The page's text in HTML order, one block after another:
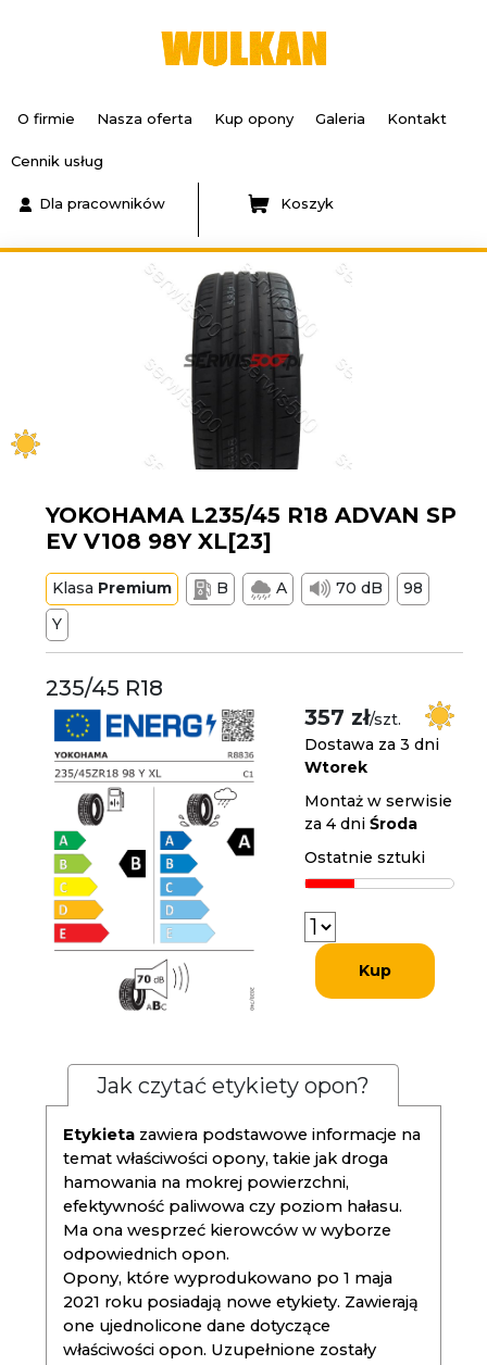
O firmie Nasza oferta Kup opony Galeria Kontakt
Cennik usług
Dla pracowników Koszyk
YOKOHAMA L235/45 R18 ADVAN SP
EV V108 98Y XL[23]
Klasa Premium B A 70 dB
98
Y
235/45 R18
357 zł/szt.
Dostawa za 3 dni
Wtorek
Montaż w serwisie
za 4 dniŚroda
Ostatnie sztuki
Kup
Jak czytać etykiety opon?
Etykieta zawiera podstawowe informacje na
temat właściwości opony, takie jak droga
hamowania na mokrej powierzchni,
efektywność paliwowa czy poziom hałasu.
Ma ona wesprzeć kierowców w wyborze
odpowiednich opon.
Opony, które wyprodukowano po 1 maja
2021 roku posiadają nowe etykiety. Zawierają
one ujednolicone dane dotyczące
właściwości opon. Uzupełnione zostały